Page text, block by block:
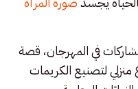
في المهرجان، قصة
لتصنيع الكريمات